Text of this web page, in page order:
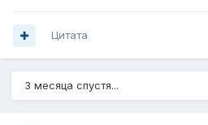
Цитата
3 месяца спустя...